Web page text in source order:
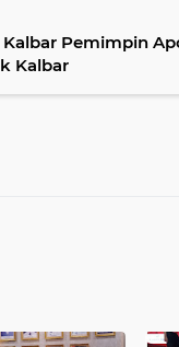
Pemimpin
Kalbar